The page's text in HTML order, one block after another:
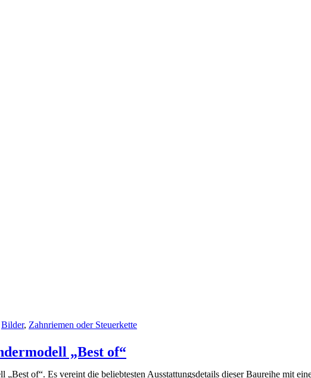
Bilder, Zahnriemen oder Steuerkette
„Best of“
„Best of“. Es vereint die beliebtesten Ausstattungsdetails dieser Baureihe mit